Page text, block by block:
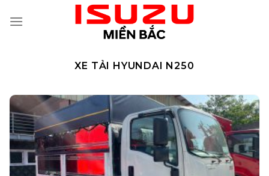
XE TẢI HYUNDAI N250